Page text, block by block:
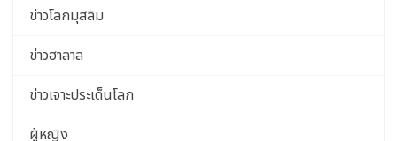
ข่าวโลกมุสลิม
ข่าวฮาลาล
ข่าวเจาะประเด็นโลก
ผู้หญิง